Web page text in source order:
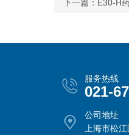
下一篇： E30-H
服务热线
021-
公司地址
上海市松